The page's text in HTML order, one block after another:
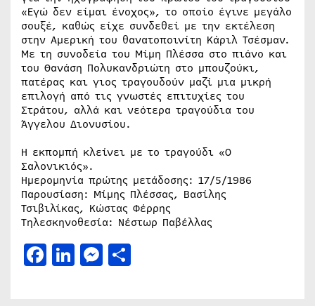
«Εγώ δεν είμαι ένοχος», το οποίο έγινε μεγάλο
σουξέ, καθώς είχε συνδεθεί με την εκτέλεση
στην Αμερική του θανατοποινίτη Κάριλ Τσέσμαν.
Με τη συνοδεία του Μίμη Πλέσσα στο πιάνο και
του Θανάση Πολυκανδριώτη στο μπουζούκι,
πατέρας και γιος τραγουδούν μαζί μια μικρή
επιλογή από τις γνωστές επιτυχίες του
Στράτου, αλλά και νεότερα τραγούδια του
Άγγελου Διονυσίου.
Η εκπομπή κλείνει με το τραγούδι «Ο
Σαλονικιός».
Ημερομηνία πρώτης μετάδοσης: 17/5/1986
Παρουσίαση: Μίμης Πλέσσας, Βασίλης
Τσιβιλίκας, Κώστας Φέρρης
Τηλεσκηνοθεσία: Νέστωρ Παβέλλας
Facebook
LinkedIn
Messenger